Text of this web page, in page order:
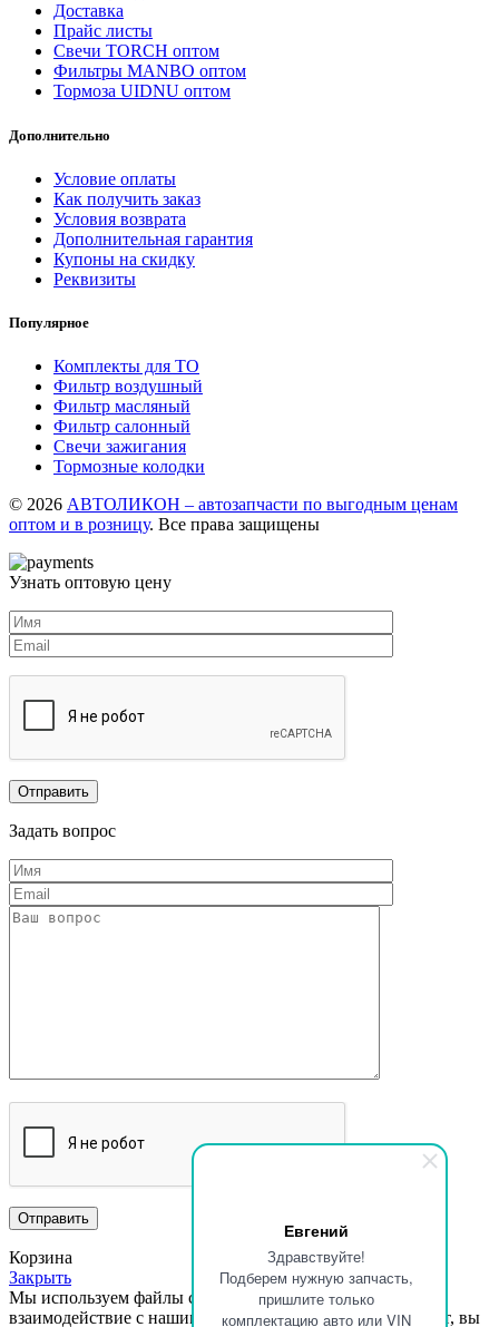
Евгений
Здравствуйте!
Подберем нужную запчасть,
пришлите только
комплектацию авто или VIN
Доставка
Прайс листы
Свечи TORCH оптом
Фильтры MANBO оптом
Тормоза UIDNU оптом
Дополнительно
Условие оплаты
Как получить заказ
Условия возврата
Дополнительная гарантия
Купоны на скидку
Реквизиты
Популярное
Комплекты для ТО
Фильтр воздушный
Фильтр масляный
Фильтр салонный
Свечи зажигания
Тормозные колодки
© 2026 АВТОЛИКОН – автозапчасти по выгодным ценам
оптом и в розницу. Все права защищены
Узнать оптовую цену
Задать вопрос
Корзина
Закрыть
Мы используем файлы cookie, чтобы улучшить ваше
взаимодействие с нашим сайтом.Просматривая этот сайт, вы